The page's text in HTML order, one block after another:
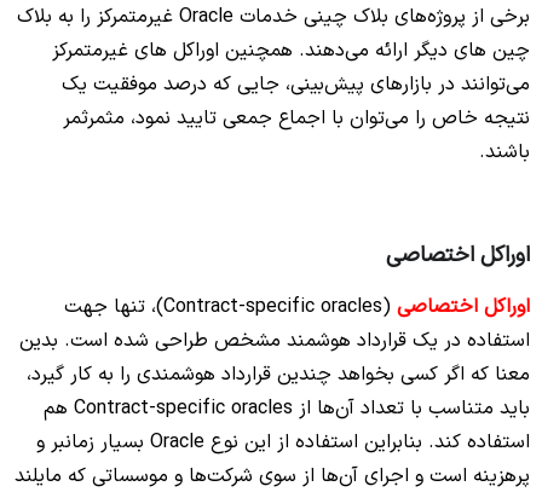
برخی از پروژه‌‌های بلاک چینی خدمات Oracle غیرمتمرکز را به بلاک
چین‌ های دیگر ارائه می‌‌دهند. همچنین اوراکل‌ های غیرمتمرکز
می‌توانند در بازارهای پیش‌بینی، جایی که درصد موفقیت یک
نتیجه خاص را می‌‌توان با اجماع جمعی تایید نمود، مثمرثمر
باشند.
اوراکل اختصاصی
اوراکل اختصاصی
(Contract-specific oracles)، تنها جهت
استفاده در یک قرارداد هوشمند مشخص طراحی شده است. بدین
معنا که اگر کسی بخواهد چندین قرارداد هوشمندی را به‌ کار گیرد،
باید متناسب با تعداد آن‌ها از Contract-specific oracles هم
استفاده کند.
بنابراین استفاده از این نوع Oracle بسیار زمانبر و
پرهزینه است و اجرای آن‌ها از سوی شرکت‌‌ها و موسساتی که مایلند